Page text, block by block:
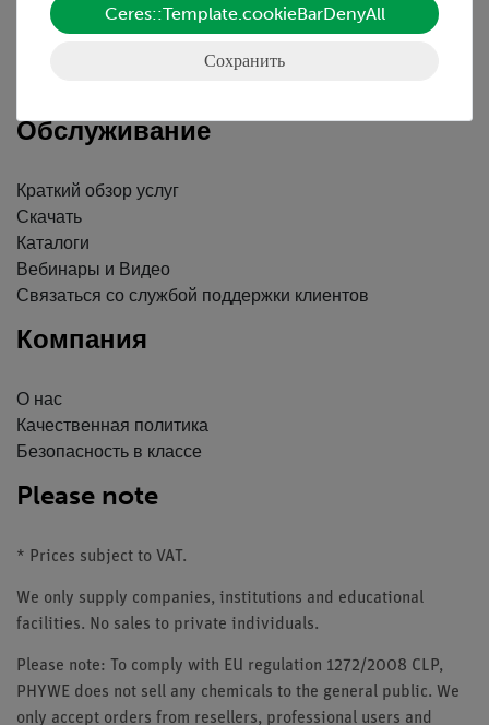
Контактное лицо
Условия сотрудничества
Декларация о конфиденциальности
Обслуживание
Краткий обзор услуг
Скачать
Каталоги
Вебинары и Видео
Связаться со службой поддержки клиентов
Компания
О нас
Качественная политика
Безопасность в классе
Please note
* Prices subject to VAT.
We only supply companies, institutions and educational
facilities. No sales to private individuals.
Please note: To comply with EU regulation 1272/2008 CLP,
PHYWE does not sell any chemicals to the general public. We
only accept orders from resellers, professional users and
Ceres::Template.cookieBarDenyAll
Сохранить